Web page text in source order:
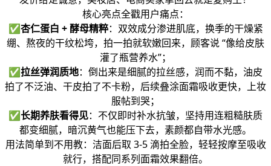
核心亮点全戳用户痛点：
✅杏仁蛋白 + 酵母精粹：双效成分渗进肌底，换季的干燥紧
绷、熬夜的干纹松垮，拍一拍就软嫩回来，顾客说 “像给皮肤
灌了瓶营养水”；
✅拉丝弹润质地：倒出来是细腻的拉丝感，润而不黏，油皮
拍了不泛油、干皮拍了不卡粉，后续叠涂面霜吸收更快，上妆
服帖到哭；
✅长期养肤看得见：不仅即时补水抗皱，坚持用连粗糙肤质
都变细腻，暗沉黄气也能压下去，素颜都自带水光感。
用法简单到不用教：洁面后取 3-5 滴拍全脸，轻轻按摩至吸收
就行，搭配同系列面霜效果翻倍。